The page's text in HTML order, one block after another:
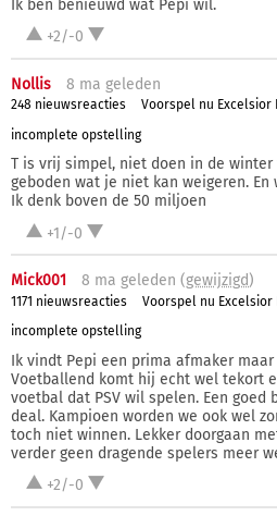
Ik ben benieuwd wat Pepi wil.
+2/-0
Nollis 8 ma geleden
248 nieuwsreacties
Voorspel nu Excelsior
incomplete opstelling
T is vrij simpel, niet doen in de
geboden wat je niet kan weigeren. En
Ik denk boven de 50 miljoen
+1/-0
Mick001 8 ma geleden (gewijzigd)
1171 nieuwsreacties
Voorspel nu Excelsior
incomplete opstelling
Ik vindt Pepi een prima afmaker
Voetballend komt hij echt wel tekort
voetbal dat PSV wil spelen. Een goed
deal. Kampioen worden we ook wel
toch niet winnen. Lekker doorgaan
verder geen dragende spelers meer
+2/-0